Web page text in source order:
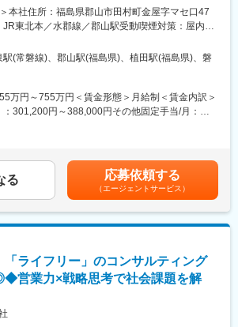
とはすぐ質問できる教育体制
さを重視する文化
ションを取りながら業務を進める環境
管理など正確性を活かせる仕事
技術など専門知識の習得が可能
の高い技術力を保有
本社を構え、有限な資源の回収・リサイクルを生
効活用に関わる事業を行い、社会課題の解決に
ってきました。経済産業省の「地域未来牽引企
ホ関連事業への展開で成長を続けています。
や既存工場の設備改造プロジェクトにおける「工
として、安全管理体制の構築・運用を担当しま
担当ではなく、工事安全の専門家としてプロジェ
上げ段階から参画し、安全ルールの策定、現場運
一貫して推進するポジションです。元請会社や
の製造・保全・技術部門を巻き込みながら、安全
入をリードします。
力会社を含めた安全活動の主導
、運営
立上げ前の安全確認支援
全部門、技術部門との調整業務
の構築に携われる】
本社住所：福島県郡山市田村町金屋字マセ口47
東北本／水郡線／郡山駅受動喫煙対策：屋内全
詳細2＞いわき工場住所：福島県いわき市泉町黒須
勤務地最寄駅：JR常磐線／泉駅受動喫煙対策：
の範囲：会社の定める事業所
駅(常磐線)、郡山駅(福島県)、植田駅(福島県)、磐
万円～755万円＜賃金形態＞月給制＜賃金内訳＞
：301,200円～388,000円その他固定手当/月：
上げます賃金はあくまでも目安の金額であり、選
する可能性があります。月給(月額)は固定手当を含
る 応募依頼する
（エージェントサービス）
「ライフリー」のコンサルティング
営業力×戦略思考で社会課題を解